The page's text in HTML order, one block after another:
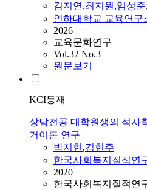
김지연,최지원,임성준,
인하대학교 교육연구
2026
교육문화연구
Vol.32 No.3
원문보기
KCI등재
상담전공 대학원생의 석사
거이론 연구
박지현,김현주
한국사회복지질적연
2020
한국사회복지질적연